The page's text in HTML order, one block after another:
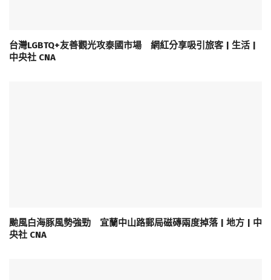
台灣LGBTQ+友善觀光攻泰國市場 網紅分享吸引旅客 | 生活 |
中央社 CNA
颱風白海豚風勢強勁 宜蘭中山路郵局磁磚兩度掉落 | 地方 | 中
央社 CNA